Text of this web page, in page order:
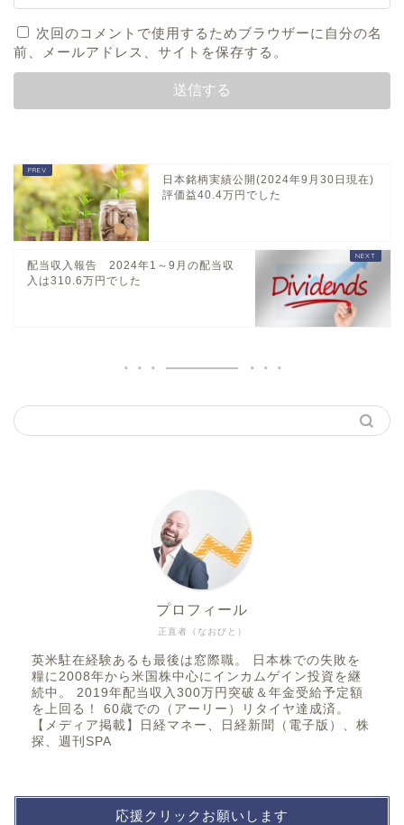
次回のコメントで使用するためブラウザーに自分の名
前、メールアドレス、サイトを保存する。
日本銘柄実績公開(2024年9月30日現在)
評価益40.4万円でした
配当収入報告 2024年1～9月の配当収
入は310.6万円でした
正直者（なおびと）
プロフィール
英米駐在経験あるも最後は窓際職。 日本株での失敗を
糧に2008年から米国株中心にインカムゲイン投資を継
続中。 2019年配当収入300万円突破＆年金受給予定額
を上回る！ 60歳での（アーリー）リタイヤ達成済。
【メディア掲載】日経マネー、日経新聞（電子版）、株
探、週刊SPA
応援クリックお願いします